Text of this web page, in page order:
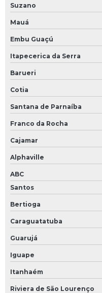
Suzano
Mauá
Embu Guaçú
Itapecerica da Serra
Barueri
Cotia
Santana de Parnaíba
Franco da Rocha
Cajamar
Alphaville
ABC
Santos
Bertioga
Caraguatatuba
Guarujá
Iguape
Itanhaém
Riviera de São Lourenço